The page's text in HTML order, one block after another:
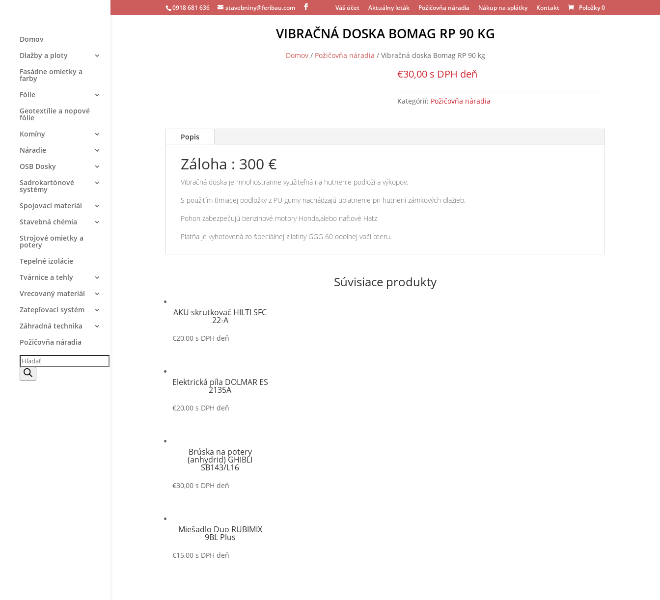
0918 681 636 stavebniny@feribau.com Váš účet Aktuálny leták Požičovňa náradia Nákup na splátky Kontakt Položky 0
Domov
Dlažby a ploty
Fasádne omietky a
farby
Fólie
Geotextílie a nopové
fólie
Komíny
Náradie
OSB Dosky
Sadrokartónové
systémy
Spojovací materiál
Stavebná chémia
Strojové omietky a
potery
Tepelné izolácie
Tvárnice a tehly
Vrecovaný materiál
Zatepľovací systém
Záhradná technika
Požičovňa náradia
Products
search
VIBRAČNÁ DOSKA BOMAG RP 90 KG
Domov/ Požičovňa náradia / Vibračná doska Bomag RP 90 kg
€30,00 s DPH deň
Kategórií: Požičovňa náradia
Popis
Záloha : 300 €
Vibračná doska je mnohostranne využiteľná na hutnenie podloží a výkopov.
S použitím tlmiacej podložky z PU gumy nachádzajú uplatnenie pri hutnení zámkových dlažieb.
Pohon zabezpečujú benzínové motory Honda,alebo naftové Hatz.
Platňa je vyhotovená zo špeciálnej zliatiny GGG 60 odolnej voči oteru.
Súvisiace produkty
AKU skrutkovač HILTI SFC
22-A
€20,00 s DPH deň
Elektrická píla DOLMAR ES
2135A
€20,00 s DPH deň
Brúska na potery
(anhydrid) GHIBLI
SB143/L16
€30,00 s DPH deň
Miešadlo Duo RUBIMIX
9BL Plus
€15,00 s DPH deň